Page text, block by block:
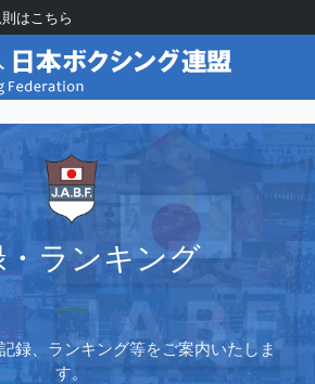
はこちら
ランキング
録、ランキング等をご案内いたしま
す。